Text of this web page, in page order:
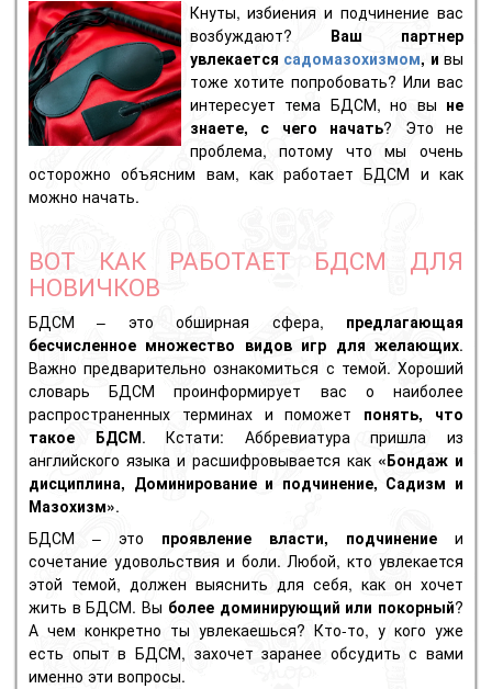
Кнуты, избиения и подчинение вас
возбуждают? Ваш партнер
увлекается садомазохизмом, и вы
тоже хотите попробовать? Или вас
интересует тема БДСМ, но вы не
знаете, с чего начать? Это не
проблема, потому что мы очень
осторожно объясним вам, как работает БДСМ и как
можно начать.
ВОТ КАК РАБОТАЕТ БДСМ ДЛЯ
НОВИЧКОВ
БДСМ – это обширная сфера, предлагающая
бесчисленное множество видов игр для желающих.
Важно предварительно ознакомиться с темой. Хороший
словарь БДСМ проинформирует вас о наиболее
распространенных терминах и поможет понять, что
такое БДСМ. Кстати: Аббревиатура пришла из
английского языка и расшифровывается как «Бондаж и
дисциплина, Доминирование и подчинение, Садизм и
Мазохизм».
БДСМ – это проявление власти, подчинение и
сочетание удовольствия и боли. Любой, кто увлекается
этой темой, должен выяснить для себя, как он хочет
жить в БДСМ. Вы более доминирующий или покорный?
А чем конкретно ты увлекаешься? Кто-то, у кого уже
есть опыт в БДСМ, захочет заранее обсудить с вами
именно эти вопросы.